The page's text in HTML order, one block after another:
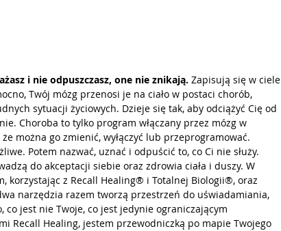
i nie odpuszczasz, one nie znikają. Zapisują się w ciele
Twój mózg przenosi je na ciało w postaci chorób,
sytuacji życiowych. Dzieje się tak, aby odciążyć Cię od
Choroba to tylko program włączany przez mózg w
można go zmienić, wyłączyć lub przeprogramować.
Potem nazwać, uznać i odpuścić to, co Ci nie służy.
do akceptacji siebie oraz zdrowia ciała i duszy. W
korzystając z Recall Healing® i Totalnej Biologii®, oraz
narzędzia razem tworzą przestrzeń do uświadamiania,
jest nie Twoje, co jest jedynie ograniczającym
Recall Healing, jestem przewodniczką po mapie Twojego